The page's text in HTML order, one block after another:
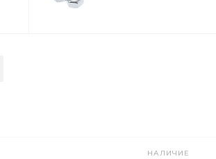
НАЛИЧИЕ